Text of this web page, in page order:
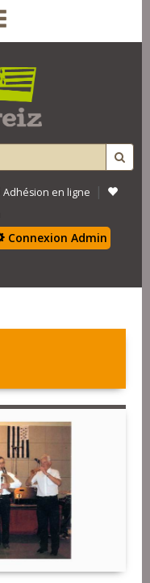
Adhésion en ligne |
Connexion Admin